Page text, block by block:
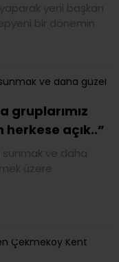
yeni başkan
bir dönemin
gruplarımız
açık..”
sunmak ve daha
üzere